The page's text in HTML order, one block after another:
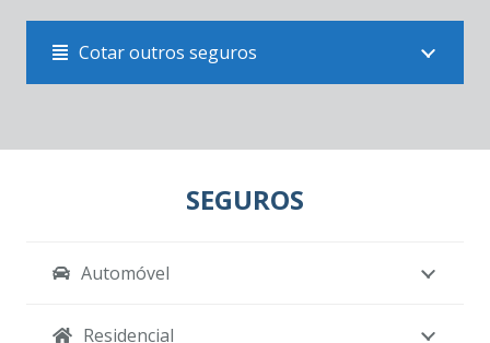
Cotar outros seguros
SEGUROS
Automóvel
Residencial